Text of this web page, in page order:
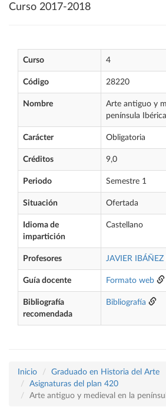
Curso 2017-2018
Curso 4
Código 28220
Nombre
Arte antiguo y
península Ibérica
Carácter Obligatoria
Créditos 9,0
Periodo Semestre 1
Situación Ofertada
Idioma de
impartición
Castellano
Profesores JAVIER
Guía docente Formato web
Bibliografía
recomendada
Bibliografía
Inicio
Graduado en Historia del Arte
Asignaturas del plan 420
Arte antiguo y medieval en la